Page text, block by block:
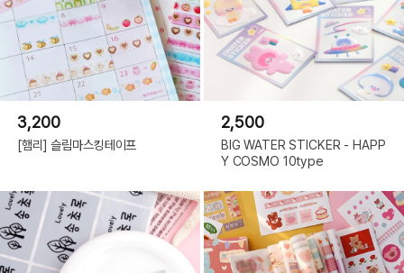
3,200
[햄리] 슬림마스킹테이프
2,500
BIG WATER STICKER - HAPP
Y COSMO 10type